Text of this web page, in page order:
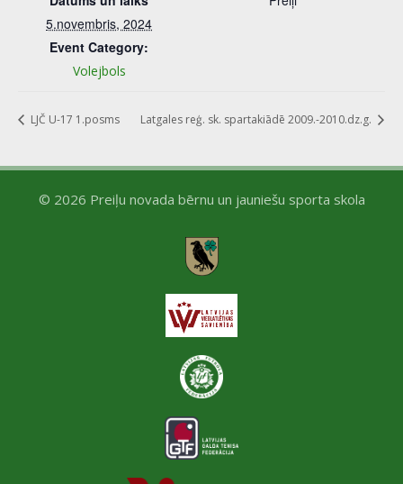
5.novembris, 2024
Event Category:
Volejbols
LJČ U-17 1.posms Latgales reģ. sk. spartakiādē 2009.-2010.dz.g.
© 2026 Preiļu novada bērnu un jauniešu sporta skola